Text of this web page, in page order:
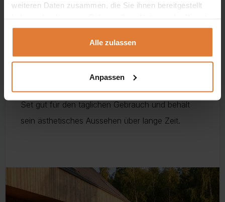
weiteren Daten zusammen, die Sie ihnen bereitgestellt
gesammelt haben.
Alle zulassen
Anpassen
Das Gestell der Möbel besteht aus
pulverbeschichtetem Stahl, was für Stabilität,
Langlebigkeit und eine angemessene Steifigkeit
der Konstruktion sorgt. Dadurch eignet sich das
Set gut für den täglichen Gebrauch und behält
sein ästhetisches Aussehen über lange Zeit.